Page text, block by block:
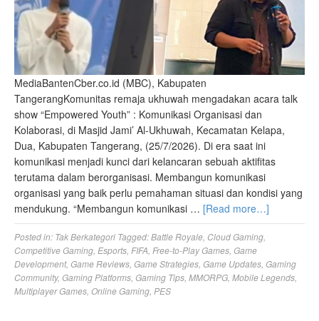
MediaBantenCber.co.id (MBC), Kabupaten
TangerangKomunitas remaja ukhuwah mengadakan acara talk
show “Empowered Youth” : Komunikasi Organisasi dan
Kolaborasi, di Masjid Jami’ Al-Ukhuwah, Kecamatan Kelapa,
Dua, Kabupaten Tangerang, (25/7/2026). Di era saat ini
komunikasi menjadi kunci dari kelancaran sebuah aktifitas
terutama dalam berorganisasi. Membangun komunikasi
organisasi yang baik perlu pemahaman situasi dan kondisi yang
mendukung. “Membangun komunikasi … [Read more…]
Posted in: Tak Berkategori Tagged:Battle Royale Cloud Gaming
Competitive Gaming Esports FIFA Free-to-Play Games Game
Development, Game Reviews Game Strategies Game Updates Gaming
Community, Gaming Platforms Gaming Tips MMORPG Mobile Legends
Multiplayer Games Online Gaming PES